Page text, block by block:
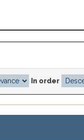
In order